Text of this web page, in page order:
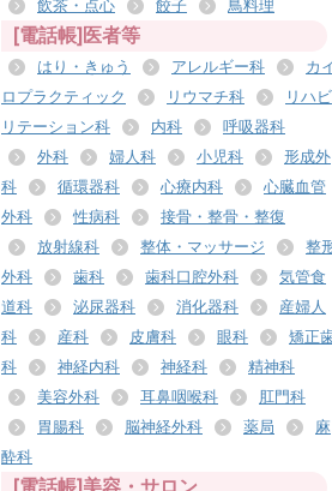
飲茶・点心
餃子 鳥料理
[電話帳]医者等
はり・きゅう アレルギー科
カ
ロプラクティック
リウマチ科
リハビ
リテーション科
内科
呼吸器科
外科
婦人科 小児科
形成外
科
循環器科 心療内科
心臓血管
外科
性病科
接骨・整骨・整復
放射線科
整体・マッサージ
整
外科
歯科 歯科口腔外科
気管食
道科
泌尿器科 消化器科
産婦人
科
産科 皮膚科 眼科
矯正
科
神経内科 神経科
精神科
美容外科
耳鼻咽喉科
肛門科
胃腸科
脳神経外科 薬局
麻
酔科